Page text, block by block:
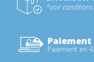
*voir conditions
Paiement
Paiement en